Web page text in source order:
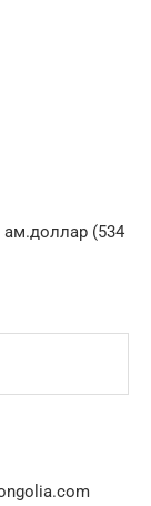
ам.доллар (534